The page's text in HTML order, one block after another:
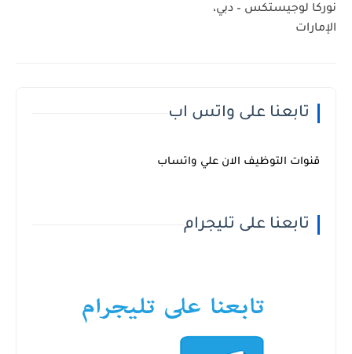
نوركا لوجيستكس – دبي،
الإمارات
تابعنا على واتس اب
قنوات التوظيف الان علي واتساب
تابعنا على تليجرام